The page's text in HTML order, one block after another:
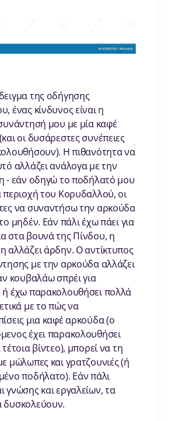
της οδήγησης
ένας κίνδυνος είναι η
μου με μία καφέ
οι δυσάρεστες συνέπειες
Η πιθανότητα να
αλλάζει ανάλογα με την
- εάν οδηγώ το ποδήλατό μου
περιοχή του Κορυδαλλού, οι
να συναντήσω την αρκούδα
μηδέν. Εάν πάλι έχω πάει για
στα βουνά της Πίνδου, η
αλλάζει άρδην. Ο αντίκτυπος
με την αρκούδα αλλάζει
κουβαλάω σπρέι για
έχω παρακολουθήσει πολλά
με το πώς να
μια καφέ αρκούδα (ο
έχει παρακολουθήσει
βίντεο), μπορεί να τη
μώλωπες και γρατζουνιές (ή
ποδήλατο). Εάν πάλι
γνώσης και εργαλείων, τα
δυσκολεύουν.